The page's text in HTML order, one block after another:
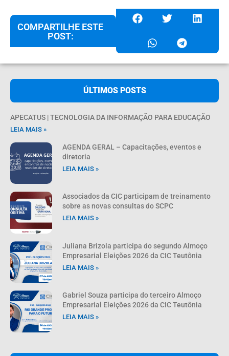
COMPARTILHE ESTE
POST:
ÚLTIMOS POSTS
APECATUS | TECNOLOGIA DA INFORMAÇÃO PARA EDUCAÇÃO
LEIA MAIS »
AGENDA GERAL – Capacitações, eventos e
diretoria
LEIA MAIS »
Associados da CIC participam de treinamento
sobre as novas consultas do SCPC
LEIA MAIS »
Juliana Brizola participa do segundo Almoço
Empresarial Eleições 2026 da CIC Teutônia
LEIA MAIS »
Gabriel Souza participa do terceiro Almoço
Empresarial Eleições 2026 da CIC Teutônia
LEIA MAIS »